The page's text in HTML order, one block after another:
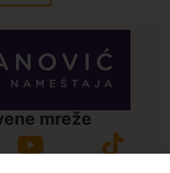
mreže